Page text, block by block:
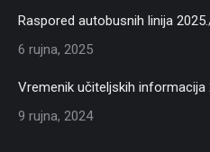
Raspored autobusnih linija
6 rujna, 2025
Vremenik učiteljskih informacija
9 rujna, 2024